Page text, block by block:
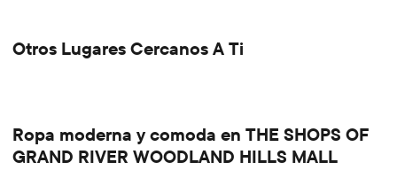
Otros Lugares Cercanos A Ti
Ropa moderna y comoda en THE SHOPS OF
GRAND RIVER WOODLAND HILLS MALL